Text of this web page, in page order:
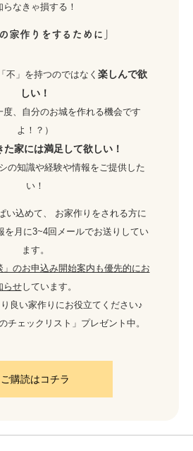
らなきゃ損する！
家作りをするために」
不」を持つのではなく 楽しんで欲
しい！
度、自分のお城を作れる機会です
よ！？）
た家には満足して欲しい！
の知識や経験や情報をご提供した
い！
い込めて、 お家作りをされる方に
を月に3~4回メールでお送りしてい
ます。
」のお申込み開始案内も優先的にお
らせしています。
良い家作りにお役立てください♪
チェックリスト」プレゼント中。
ご購読はコチラ